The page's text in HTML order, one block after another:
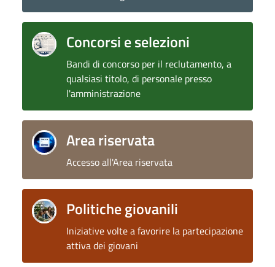
Concorsi e selezioni
Bandi di concorso per il reclutamento, a
qualsiasi titolo, di personale presso
l'amministrazione
Area riservata
Accesso all'Area riservata
Politiche giovanili
Iniziative volte a favorire la partecipazione
attiva dei giovani